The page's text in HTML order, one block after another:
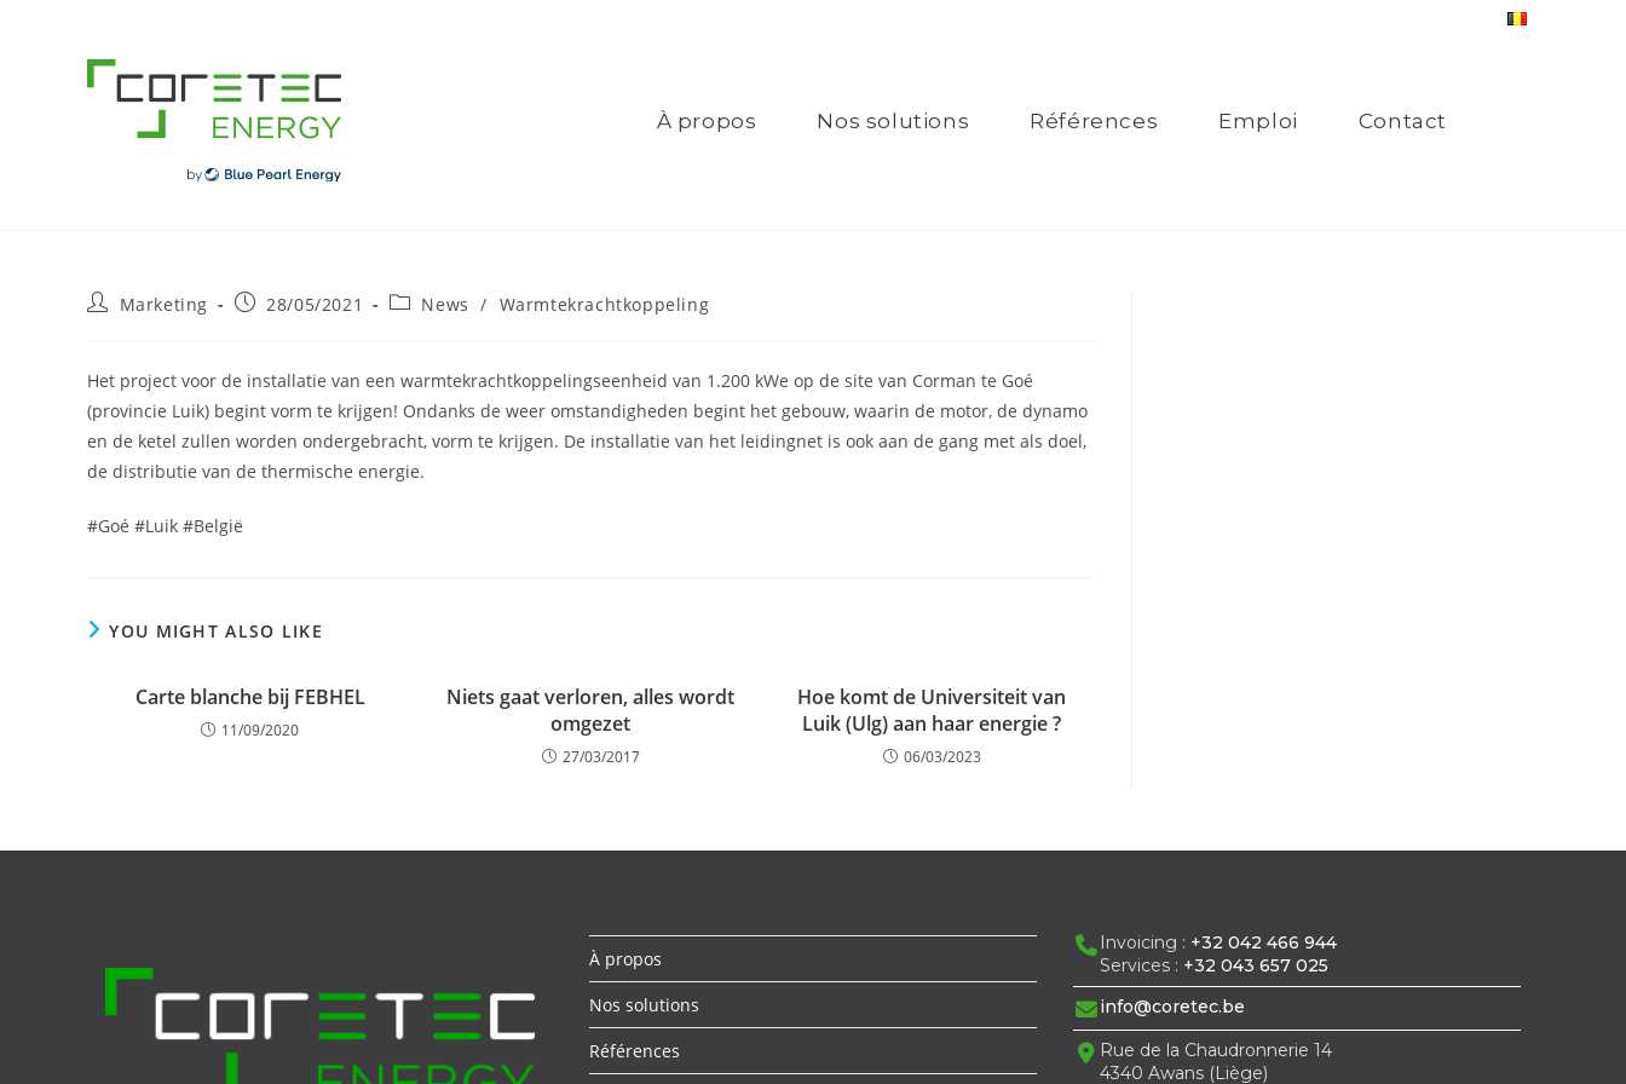
À propos Nos solutions Références Emploi Contact
PostMarketing
Post28/05/2021
PostNews / Warmtekrachtkoppeling
Het project voor de installatie van een warmtekrachtkoppelingseenheid van 1.200 kWe op de site van Corman te Goé
(provincie Luik) begint vorm te krijgen! Ondanks de weer omstandigheden begint het gebouw, waarin de motor, de dynamo
en de ketel zullen worden ondergebracht, vorm te krijgen. De installatie van het leidingnet is ook aan de gang met als doel,
de distributie van de thermische energie.
#Goé #Luik #België
YOU MIGHT ALSO LIKE
Carte blanche bij FEBHEL
11/09/2020
Niets gaat verloren, alles wordt
omgezet
27/03/2017
Hoe komt de Universiteit van
Luik (Ulg) aan haar energie ?
06/03/2023
À propos
Nos solutions
Références
Invoicing : +32 042 466 944
Services : +32 043 657 025
info@coretec.be
Rue de la Chaudronnerie 14
4340 Awans (Liège)